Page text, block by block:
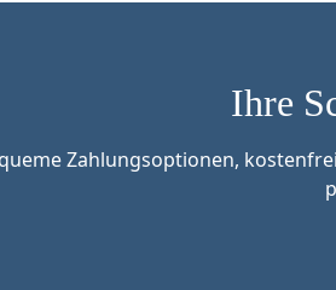
Ihre
Zahlungsoptionen,